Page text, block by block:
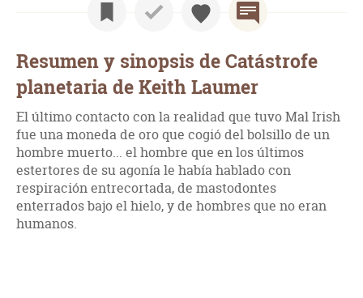
Resumen y sinopsis de Catástrofe
planetaria de Keith Laumer
El último contacto con la realidad que tuvo Mal Irish
fue una moneda de oro que cogió del bolsillo de un
hombre muerto... el hombre que en los últimos
estertores de su agonía le había hablado con
respiración entrecortada, de mastodontes
enterrados bajo el hielo, y de hombres que no eran
humanos.